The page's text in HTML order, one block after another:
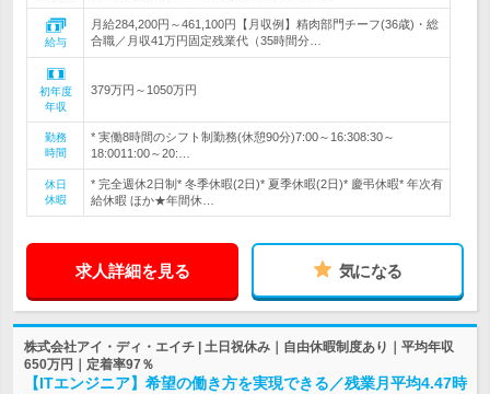
給与
月給284,200円～461,100円【月収例】精肉部門チーフ(36歳)・総
合職／月収41万円固定残業代（35時間分…
初年度
年収
379万円～1050万円
勤務
時間
* 実働8時間のシフト制勤務(休憩90分)7:00～16:308:30～
18:0011:00～20:…
休日
休暇
* 完全週休2日制* 冬季休暇(2日)* 夏季休暇(2日)* 慶弔休暇* 年次有
給休暇 ほか★年間休…
求人詳細を見る 気になる
株式会社アイ・ディ・エイチ | 土日祝休み｜自由休暇制度あり｜平均年収
650万円｜定着率97％
【ITエンジニア】希望の働き方を実現できる／残業月平均4.47時